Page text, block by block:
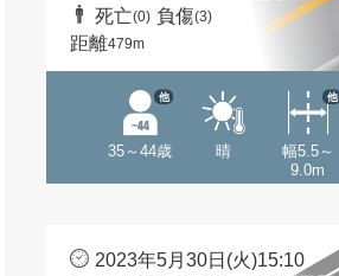
死亡(0) 負傷(3)
距離479m
35～44歳
他
晴
幅5.5～
9.0m
他
2023年5月30日(火)15:10